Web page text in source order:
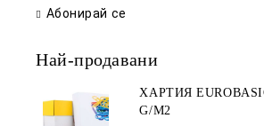
Абонирай се
Най-продавани
ХАРТИЯ
G/M2